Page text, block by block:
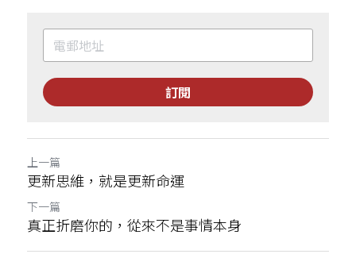
訂閱
上一篇
更新思維，就是更新命運
下一篇
真正折磨你的，從來不是事情本身